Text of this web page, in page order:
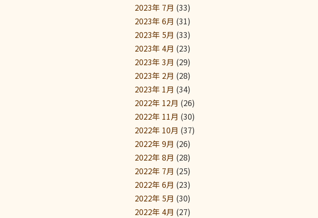
2023年 7月 (33)
2023年 6月 (31)
2023年 5月 (33)
2023年 4月 (23)
2023年 3月 (29)
2023年 2月 (28)
2023年 1月 (34)
2022年 12月 (26)
2022年 11月 (30)
2022年 10月 (37)
2022年 9月 (26)
2022年 8月 (28)
2022年 7月 (25)
2022年 6月 (23)
2022年 5月 (30)
2022年 4月 (27)